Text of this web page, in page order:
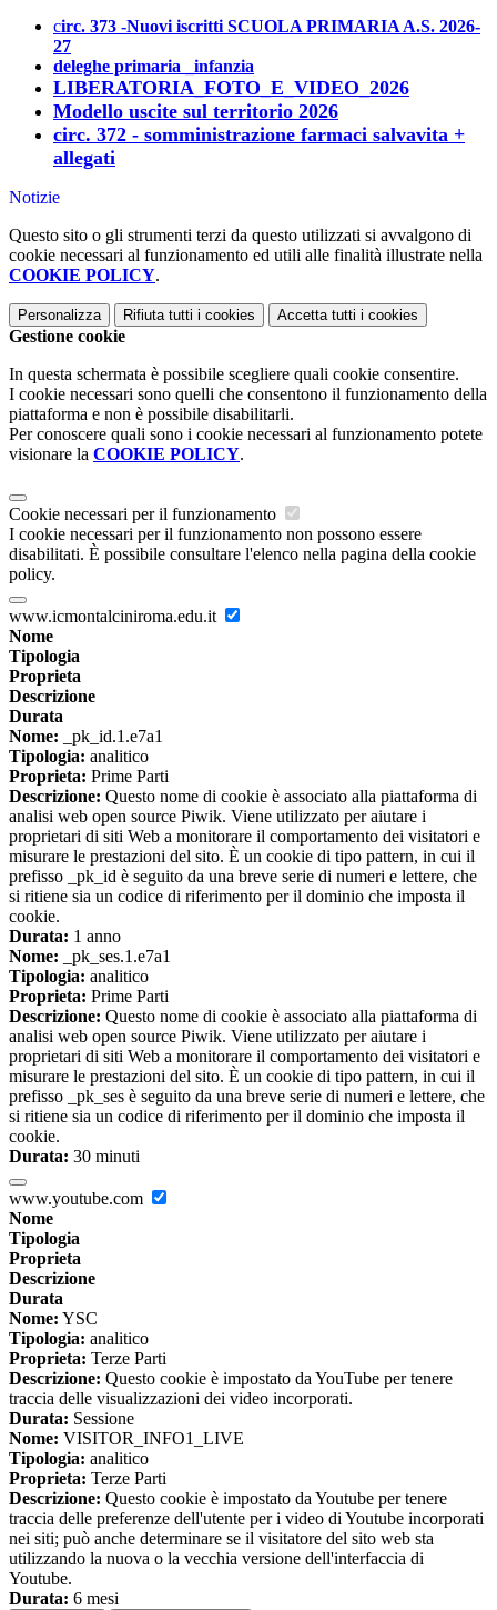
circ. 373 -Nuovi iscritti SCUOLA PRIMARIA A.S. 2026-
27
deleghe primaria _infanzia
LIBERATORIA_FOTO_E_VIDEO_2026
Modello uscite sul territorio 2026
circ. 372 - somministrazione farmaci salvavita +
allegati
Notizie
Questo sito o gli strumenti terzi da questo utilizzati si avvalgono di
cookie necessari al funzionamento ed utili alle finalità illustrate nella
COOKIE POLICY.
Personalizza Rifiuta tutti i cookies Accetta tutti i cookies
Gestione cookie
In questa schermata è possibile scegliere quali cookie consentire.
I cookie necessari sono quelli che consentono il funzionamento della
piattaforma e non è possibile disabilitarli.
Per conoscere quali sono i cookie necessari al funzionamento potete
visionare la COOKIE POLICY.
Cookie necessari per il funzionamento
I cookie necessari per il funzionamento non possono essere
disabilitati. È possibile consultare l'elenco nella pagina della cookie
policy.
www.icmontalciniroma.edu.it
Nome
Tipologia
Proprieta
Descrizione
Durata
Nome: _pk_id.1.e7a1
Tipologia: analitico
Proprieta: Prime Parti
Descrizione: Questo nome di cookie è associato alla piattaforma di
analisi web open source Piwik. Viene utilizzato per aiutare i
proprietari di siti Web a monitorare il comportamento dei visitatori e
misurare le prestazioni del sito. È un cookie di tipo pattern, in cui il
prefisso _pk_id è seguito da una breve serie di numeri e lettere, che
si ritiene sia un codice di riferimento per il dominio che imposta il
cookie.
Durata: 1 anno
Nome: _pk_ses.1.e7a1
Tipologia: analitico
Proprieta: Prime Parti
Descrizione: Questo nome di cookie è associato alla piattaforma di
analisi web open source Piwik. Viene utilizzato per aiutare i
proprietari di siti Web a monitorare il comportamento dei visitatori e
misurare le prestazioni del sito. È un cookie di tipo pattern, in cui il
prefisso _pk_ses è seguito da una breve serie di numeri e lettere, che
si ritiene sia un codice di riferimento per il dominio che imposta il
cookie.
Durata: 30 minuti
www.youtube.com
Nome
Tipologia
Proprieta
Descrizione
Durata
Nome: YSC
Tipologia: analitico
Proprieta: Terze Parti
Descrizione: Questo cookie è impostato da YouTube per tenere
traccia delle visualizzazioni dei video incorporati.
Durata: Sessione
Nome: VISITOR_INFO1_LIVE
Tipologia: analitico
Proprieta: Terze Parti
Descrizione: Questo cookie è impostato da Youtube per tenere
traccia delle preferenze dell'utente per i video di Youtube incorporati
nei siti; può anche determinare se il visitatore del sito web sta
utilizzando la nuova o la vecchia versione dell'interfaccia di
Youtube.
Durata: 6 mesi